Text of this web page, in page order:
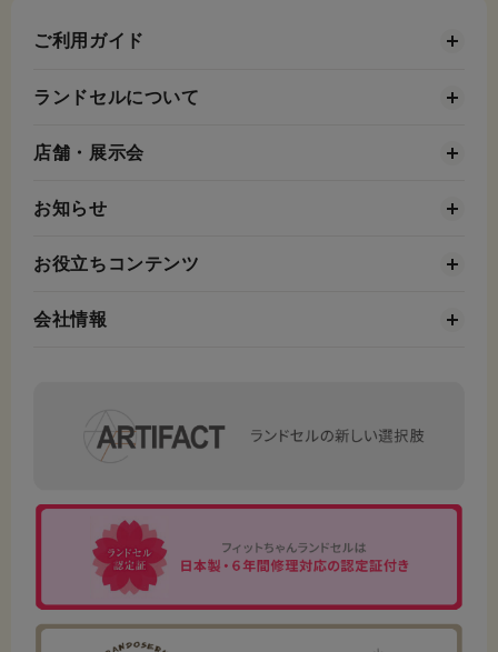
ご利用ガイド
ランドセルについて
店舗・展示会
お知らせ
お役立ちコンテンツ
会社情報